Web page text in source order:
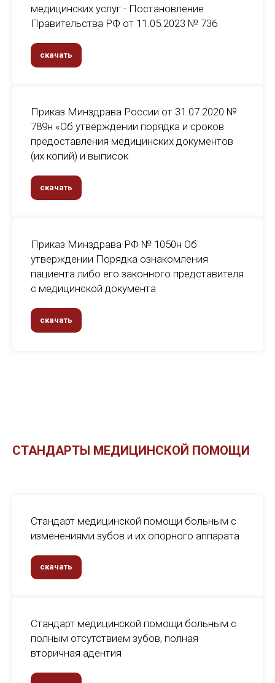
медицинских услуг - Постановление
Правительства РФ от 11.05.2023 № 736
скачать
Приказ Минздрава России от 31.07.2020 №
789н «Об утверждении порядка и сроков
предоставления медицинских документов
(их копий) и выписок
скачать
Приказ Минздрава РФ № 1050н Об
утверждении Порядка ознакомления
пациента либо его законного представителя
с медицинской документа
скачать
СТАНДАРТЫ МЕДИЦИНСКОЙ ПОМОЩИ
Стандарт медицинской помощи больным с
изменениями зубов и их опорного аппарата
скачать
Стандарт медицинской помощи больным с
полным отсутствием зубов, полная
вторичная адентия